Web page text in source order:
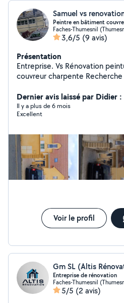
Samuel vs
Peintre en bâtiment
Faches-Thumesnil
3,6/5 (9 avis)
Présentation
Entreprise. Vs Rénovation
couvreur charpente
Toituere hydrofuge Delep 2100
Dernier avis laissé par Didier
Il y a plus de 6 mois
Excellent
Voir le profil
Gm SL (Altis
Entreprise de rénovation
Faches-Thumesnil
5/5 (2 avis)